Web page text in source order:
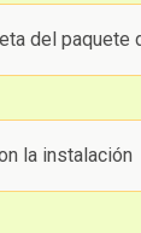
del paquete
la instalación